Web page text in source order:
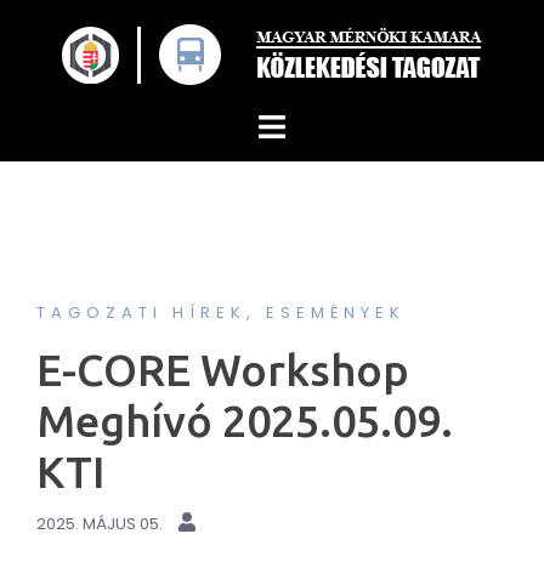
content
TAGOZATI HÍREK, ESEMÉNYEK
E-CORE Workshop
Meghívó 2025.05.09.
KTI
2025. MÁJUS 05.